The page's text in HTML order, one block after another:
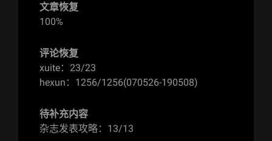
文章恢复
100%
评论恢复
xuite：23/23
hexun：1256/1256(070526-190508)
待补充内容
杂志发表攻略：13/13